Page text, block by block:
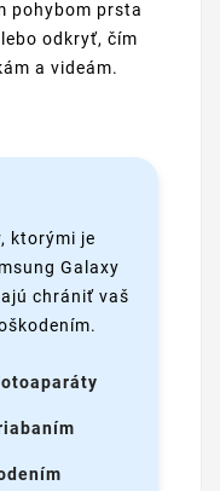
pohybom prsta
odkryť, čím
a videám.
ktorými je
Galaxy
chrániť vaš